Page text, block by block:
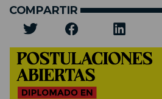
COMPARTIR